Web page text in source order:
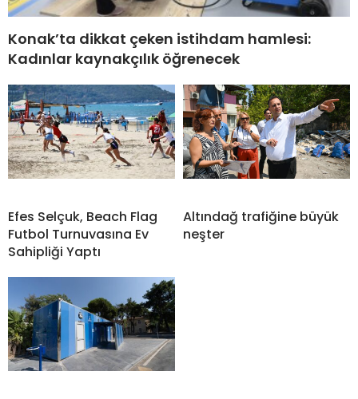
Konak’ta dikkat çeken istihdam hamlesi:
Kadınlar kaynakçılık öğrenecek
Efes Selçuk, Beach Flag
Futbol Turnuvasına Ev
Sahipliği Yaptı
Altındağ trafiğine büyük
neşter